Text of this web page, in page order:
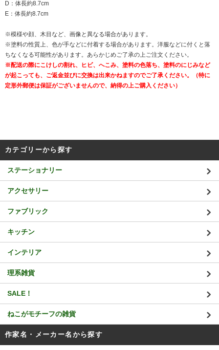
D：体長約8.7cm
E：体長約8.7cm
※模様や顔、木目など、画像と異なる場合があります。
※塗料の性質上、色が手などに付着する場合があります。洋服などに付くと落
ちなくなる可能性があります。あらかじめご了承の上ご注文ください。
※配送の際にこけしの割れ、ヒビ、へこみ、塗料の色落ち、塗料のにじみなど
が起こっても、ご返金並びに交換は出来かねますのでご了承ください。（特に
定形外郵便は保証がございませんので、納得の上ご購入ください）
カテゴリーから探す
ステーショナリー
アクセサリー
ファブリック
キッチン
インテリア
理系雑貨
SALE！
ねこがモチーフの雑貨
作家名・メーカー名から探す